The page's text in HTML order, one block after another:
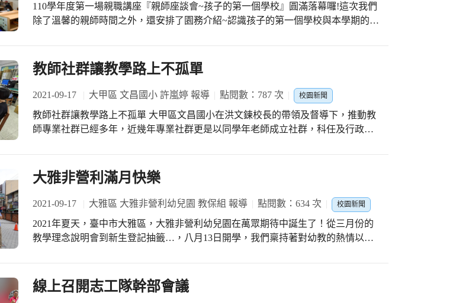
110學年度第一場親職講座『親師座談會~孩子的第一個學校』圓滿落幕囉!這次我們
除了溫馨的親師時間之外，還安排了園務介紹~認識孩子的第一個學校與本學期的活
後仍能打起精神真是令人感動，您的專注與認真是寶貝最大的禮物喔！期待透過這
次的分享與大雅家族攜手帶出孩子創造力，除了安排溫馨的親師時間，並且讓大家
認識寶貝的第一個學校，活動中…大家都好專注、超級投入，我們希望透過課程帶
出孩子能力，在開放的學習中啟發寶貝的創造力，我們深信閱讀是孩子一輩子自主
學習的重要能力，從現在開始…和孩子一起享受閱讀的美好，每天安排一場不插電
的親子時光吧！謝謝今天所有參與活動的帥爸、靓媽以及慈祥的爺爺、奶奶們…期
教師社群讓教學路上不孤單
2021-09-17 大甲區 文昌國小 許嵐婷 報導 點閱數：787 次 校園新聞
教師社群讓教學路上不孤單 大甲區文昌國小在洪文鍊校長的帶領及督導下，推動教
師專業社群已經多年，近幾年專業社群更是以同學年老師成立社群，科任及行政則
多的教學火花。 一年級的彈性課程共備趴社群行之有年了，老師們在教學交流中，
無形中提升自我而達到幫助學生的實質成效。而二年及今年改變方針，著墨在典範
人物的介紹，透過故事的方式讓學生在潛移默化中能學習典範人物值得學習的地
方。中年級分別著重在閱讀跟寫作的社群，完全是符合學校所推動的方針，更為學
生的語文能力奠定基礎。五年級的品格教育工作坊是透過影片的欣賞、老師的引導
來教導學生人類基本價值，其目的是希望培養學生成為具有道德責任，能自我管理
教學為主，藉由著老師對課程的熟悉，透過討論後，再運用於實際教學中，若過程
大雅非營利滿月快樂
2021-09-17 大雅區 大雅非營利幼兒園 教保組 報導 點閱數：634 次 校園新聞
2021年夏天，臺中市大雅區，大雅非營利幼兒園在萬眾期待中誕生了！從三月份的
教學理念說明會到新生登記抽籤…，八月13日開學，我們稟持著對幼教的熱情以及
系列的活動，歡度我們的滿月之喜，孩子們用體能闖關遊戲的自信笑容告訴大家”我
長大了”滿月那一天…每個人都分享了紅蛋以及我們準備的貼心小禮物、相片書籤、
線上召開志工隊幹部會議